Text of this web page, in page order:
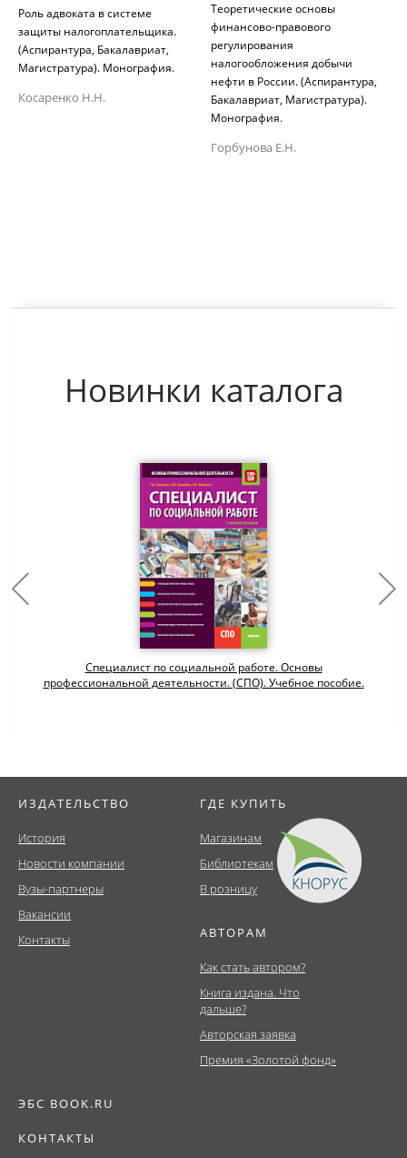
Роль адвоката в системе
защиты налогоплательщика.
(Аспирантура, Бакалавриат,
Магистратура). Монография.
Косаренко Н.Н.
Теоретические основы
финансово-правового
регулирования
налогообложения добычи
нефти в России. (Аспирантура,
Бакалавриат, Магистратура).
Монография.
Горбунова Е.Н.
Новинки каталога
Специалист по социальной работе. Основы
профессиональной деятельности. (СПО). Учебное пособие.
ИЗДАТЕЛЬСТВО
История
Новости компании
Вузы-партнеры
Вакансии
Контакты
ГДЕ КУПИТЬ
Магазинам
Библиотекам
В розницу
АВТОРАМ
Как стать автором?
Книга издана. Что
дальше?
Авторская заявка
Премия «Золотой фонд»
ЭБС BOOK.RU
КОНТАКТЫ